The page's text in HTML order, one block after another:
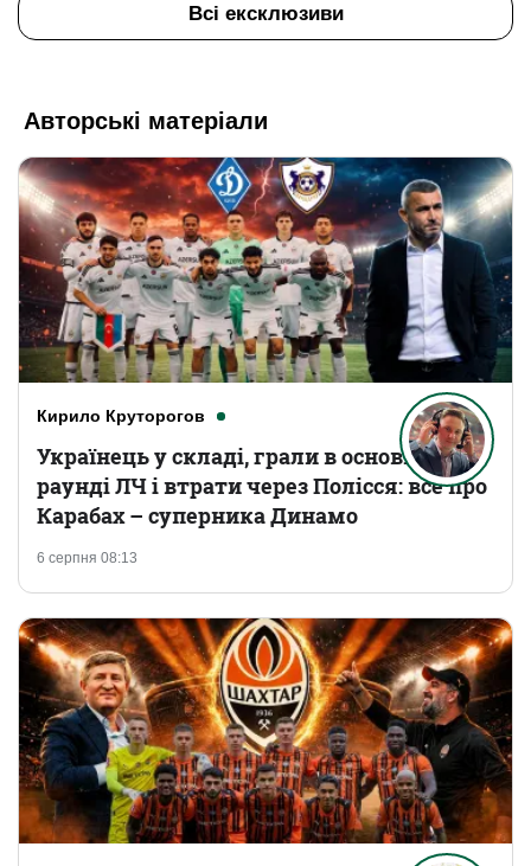
Всі ексклюзиви
Авторські матеріали
Кирило Круторогов
6 серпня 08:13
Українець у складі, грали в основному
раунді ЛЧ і втрати через Полісся: все про
Карабах – суперника Динамо